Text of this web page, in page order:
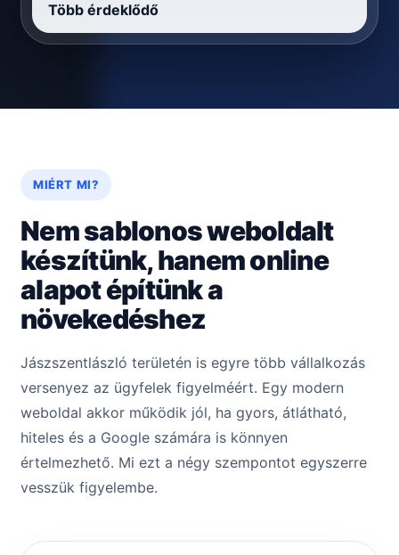
Több érdeklődő
MIÉRT MI?
Nem sablonos weboldalt
készítünk, hanem online
alapot építünk a
növekedéshez
Jászszentlászló területén is egyre több vállalkozás
versenyez az ügyfelek figyelméért. Egy modern
weboldal akkor működik jól, ha gyors, átlátható,
hiteles és a Google számára is könnyen
értelmezhető. Mi ezt a négy szempontot egyszerre
vesszük figyelembe.